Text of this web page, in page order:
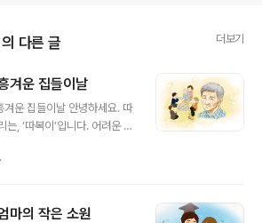
의 다른 글 더보기
겨운 집들이날
운 집들이날 안녕하세요. 따
, ‘따복이’입니다. 어려운 상
사할 수 있게 된 사연을 들
서 공공근로를 하던 중,같이
마의 작은 소원